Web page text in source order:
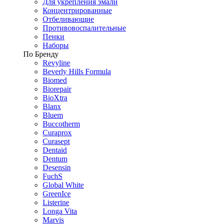
Для укрепления эмали
Концентрированные
Отбеливающие
Противовоспалительные
Пенки
Наборы
По Бренду
Revyline
Beverly Hills Formula
Biomed
Biorepair
BioXtra
Blanx
Bluem
Buccotherm
Curaprox
Curasept
Dentaid
Dentum
Desensin
FuchS
Global White
GreenIce
Listerine
Longa Vita
Marvis